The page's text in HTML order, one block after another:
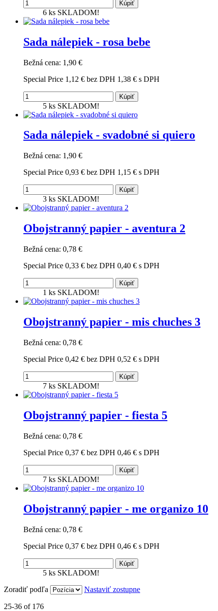
Kúpiť
6 ks SKLADOM!
Sada nálepiek - rosa bebe
Bežná cena: 1,90 €
Special Price 1,12 € bez DPH 1,38 € s DPH
Kúpiť
5 ks SKLADOM!
Sada nálepiek - svadobné si quiero
Bežná cena: 1,90 €
Special Price 0,93 € bez DPH 1,15 € s DPH
Kúpiť
3 ks SKLADOM!
Obojstranný papier - aventura 2
Bežná cena: 0,78 €
Special Price 0,33 € bez DPH 0,40 € s DPH
Kúpiť
1 ks SKLADOM!
Obojstranný papier - mis chuches 3
Bežná cena: 0,78 €
Special Price 0,42 € bez DPH 0,52 € s DPH
Kúpiť
7 ks SKLADOM!
Obojstranný papier - fiesta 5
Bežná cena: 0,78 €
Special Price 0,37 € bez DPH 0,46 € s DPH
Kúpiť
7 ks SKLADOM!
Obojstranný papier - me organizo 10
Bežná cena: 0,78 €
Special Price 0,37 € bez DPH 0,46 € s DPH
Kúpiť
5 ks SKLADOM!
Zoradiť podľa
Nastaviť zostupne
25-36 of 176